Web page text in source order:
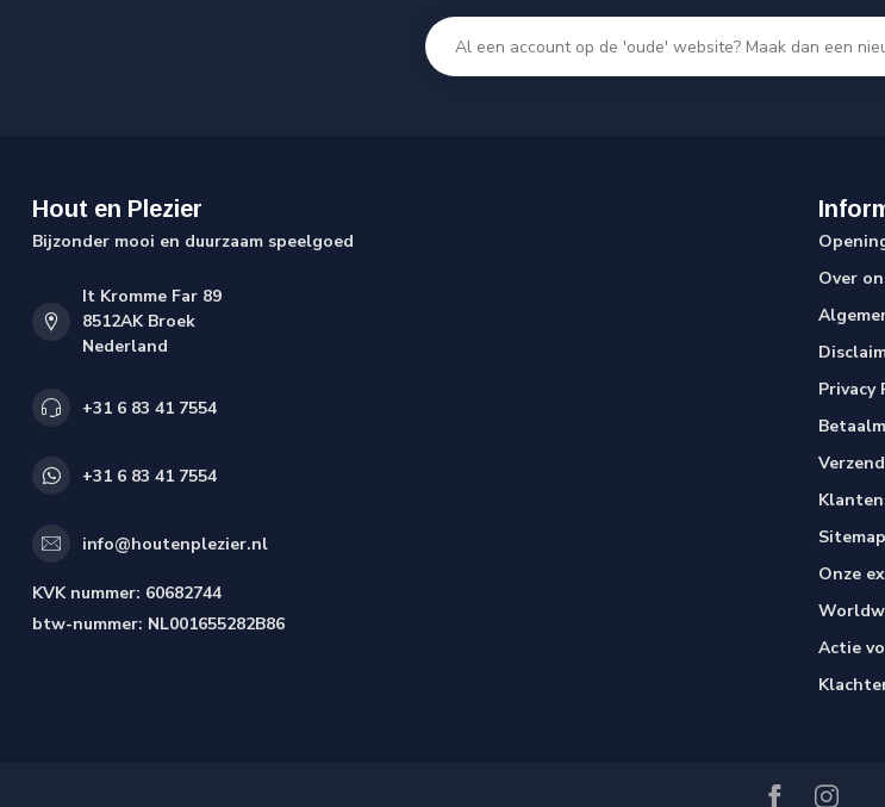
Hout en Plezier
Bijzonder mooi en duurzaam speelgoed
It Kromme Far 89
8512AK Broek
Nederland
+31 6 83 41 7554
+31 6 83 41 7554
info@houtenplezier.nl
KVK nummer: 60682744
btw-nummer: NL001655282B86
Over
Privacy
Sitemap
Onze
Actie